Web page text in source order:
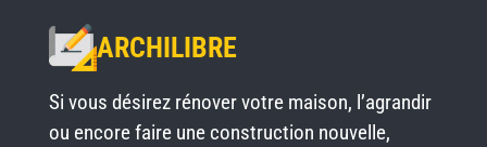
ARCHILIBRE
Si vous désirez rénover votre maison, l’agrandir
ou encore faire une construction nouvelle,